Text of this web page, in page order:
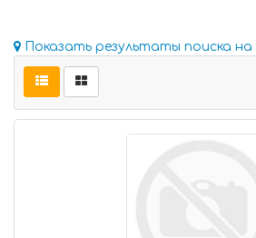
Показать результаты поиска